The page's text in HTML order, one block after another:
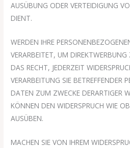
AUSÜBUNG ODER VERTEIDIGUNG
DIENT.
WERDEN IHRE
VERARBEITET, UM
DAS RECHT, JEDERZEIT
VERARBEITUNG SIE BETREFFENDER
DATEN ZUM ZWECKE DERARTIGER
KÖNNEN DEN WIDERSPRUCH WIE
AUSÜBEN.
MACHEN SIE VON IHREM